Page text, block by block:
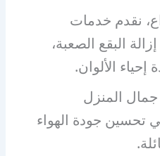
نقدم خدمات
البقع الصعبة،
إحياء الألوان.
المنزل
جودة الهواء